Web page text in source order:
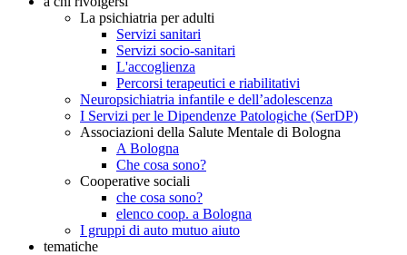
La psichiatria per adulti
Servizi sanitari
Servizi socio-sanitari
L'accoglienza
Percorsi terapeutici e riabilitativi
Neuropsichiatria infantile e dell’adolescenza
I Servizi per le Dipendenze Patologiche (SerDP)
Associazioni della Salute Mentale di Bologna
A Bologna
Che cosa sono?
Cooperative sociali
che cosa sono?
elenco coop. a Bologna
I gruppi di auto mutuo aiuto
tematiche